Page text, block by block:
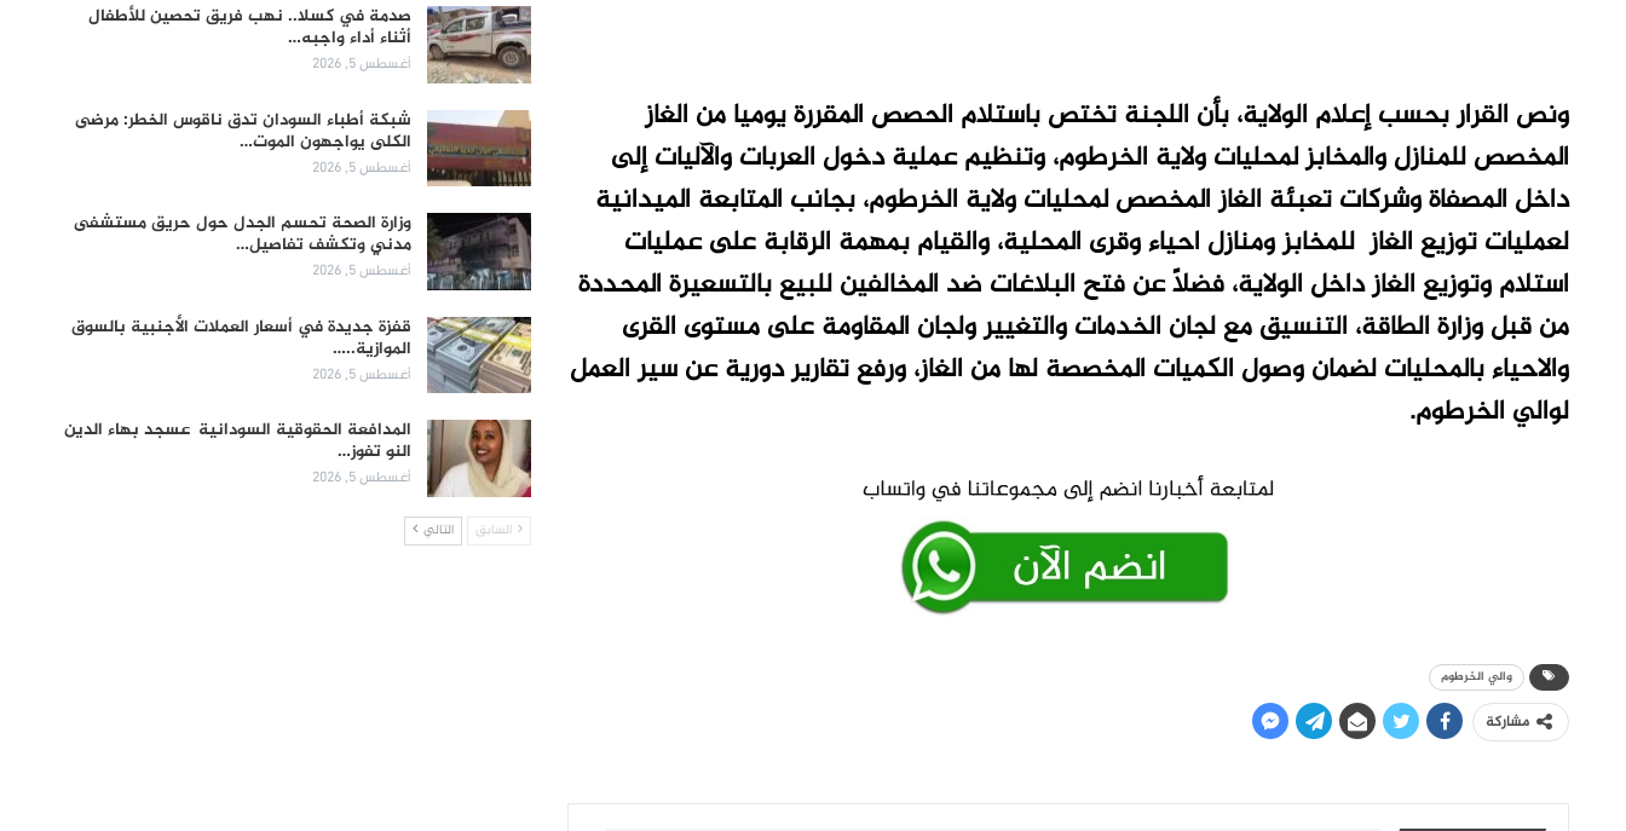
ونص القرار بحسب إعلام الولاية، بأن اللجنة تختص باستلام الحصص المقررة يوميا من الغاز
المخصص للمنازل والمخابز لمحليات ولاية الخرطوم، وتنظيم عملية دخول العربات والآليات إلى
داخل المصفاة وشركات تعبئة الغاز المخصص لمحليات ولاية الخرطوم، بجانب المتابعة الميدانية
لعمليات توزيع الغاز للمخابز ومنازل احياء وقرى المحلية، والقيام بمهمة الرقابة على عمليات
استلام وتوزيع الغاز داخل الولاية، فضلاً عن فتح البلاغات ضد المخالفين للبيع بالتسعيرة المحددة
من قبل وزارة الطاقة، التنسيق مع لجان الخدمات والتغيير ولجان المقاومة على مستوى القرى
والاحياء بالمحليات لضمان وصول الكميات المخصصة لها من الغاز، ورفع تقارير دورية عن سير العمل
لوالي الخرطوم.
والي الخرطوم
مشاركة
صدمة في كسلا.. نهب فريق تحصين للأطفال
أثناء أداء واجبه…
أغسطس 5, 2026
شبكة أطباء السودان تدق ناقوس الخطر: مرضى
الكلى يواجهون الموت…
أغسطس 5, 2026
وزارة الصحة تحسم الجدل حول حريق مستشفى
مدني وتكشف تفاصيل…
أغسطس 5, 2026
قفزة جديدة في أسعار العملات الأجنبية بالسوق
الموازية..…
أغسطس 5, 2026
المدافعة الحقوقية السودانية عسجد بهاء الدين
النو تفوز…
أغسطس 5, 2026
السابق التالي